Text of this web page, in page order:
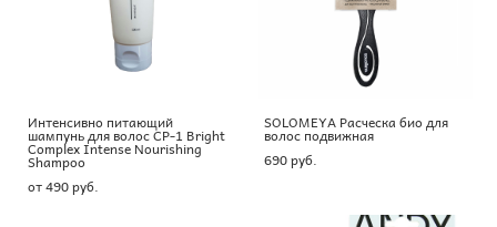
Интенсивно питающий
шампунь для волос CP-1 Bright
Complex Intense Nourishing
Shampoo
от 490 pуб.
SOLOMEYA Расческа био для
волос подвижная
690 pуб.